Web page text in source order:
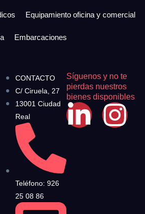
CONTACTO
C/ Ciruela, 27
13001 Ciudad
Real
Teléfono: 926
25 08 86
Síguenos y no te
pierdas nuestros
bienes disponibles
Equipamiento oficina y comercial
Embarcaciones